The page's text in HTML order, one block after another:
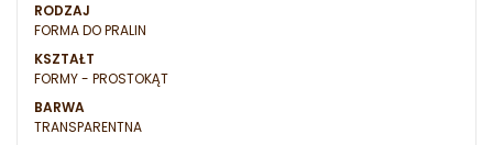
RODZAJ
FORMA DO PRALIN
KSZTAŁT
FORMY - PROSTOKĄT
BARWA
TRANSPARENTNA